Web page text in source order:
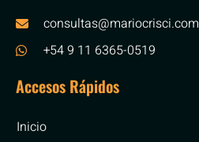
consultas@mariocrisci.com
+54 9 11 6365-0519
Accesos Rápidos
Inicio